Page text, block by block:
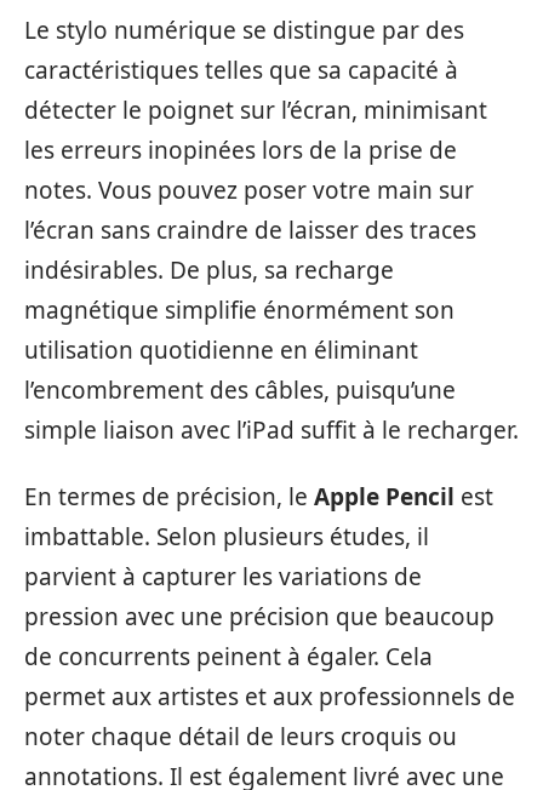
Le stylo numérique se distingue par des
caractéristiques telles que sa capacité à
détecter le poignet sur l’écran, minimisant
les erreurs inopinées lors de la prise de
notes. Vous pouvez poser votre main sur
l’écran sans craindre de laisser des traces
indésirables. De plus, sa recharge
magnétique simplifie énormément son
utilisation quotidienne en éliminant
l’encombrement des câbles, puisqu’une
simple liaison avec l’iPad suffit à le recharger.
En termes de précision, le Apple Pencil est
imbattable. Selon plusieurs études, il
parvient à capturer les variations de
pression avec une précision que beaucoup
de concurrents peinent à égaler. Cela
permet aux artistes et aux professionnels de
noter chaque détail de leurs croquis ou
annotations. Il est également livré avec une